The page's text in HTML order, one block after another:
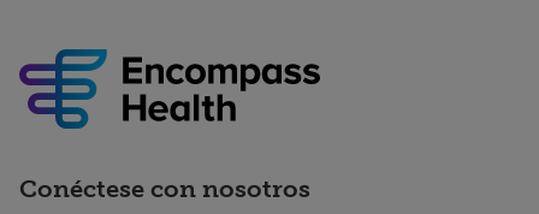
Conéctese con nosotros